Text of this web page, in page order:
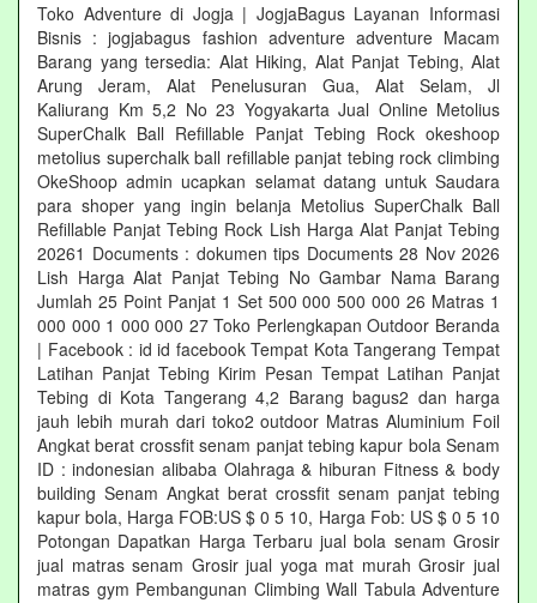
Toko Adventure di Jogja | JogjaBagus Layanan Informasi
Bisnis : jogjabagus fashion adventure adventure Macam
Barang yang tersedia: Alat Hiking, Alat Panjat Tebing, Alat
Arung Jeram, Alat Penelusuran Gua, Alat Selam, Jl
Kaliurang Km 5,2 No 23 Yogyakarta Jual Online Metolius
SuperChalk Ball Refillable Panjat Tebing Rock okeshoop
metolius superchalk ball refillable panjat tebing rock climbing
OkeShoop admin ucapkan selamat datang untuk Saudara
para shoper yang ingin belanja Metolius SuperChalk Ball
Refillable Panjat Tebing Rock Lish Harga Alat Panjat Tebing
20261 Documents : dokumen tips Documents 28 Nov 2026
Lish Harga Alat Panjat Tebing No Gambar Nama Barang
Jumlah 25 Point Panjat 1 Set 500 000 500 000 26 Matras 1
000 000 1 000 000 27 Toko Perlengkapan Outdoor Beranda
| Facebook : id id facebook Tempat Kota Tangerang Tempat
Latihan Panjat Tebing Kirim Pesan Tempat Latihan Panjat
Tebing di Kota Tangerang 4,2 Barang bagus2 dan harga
jauh lebih murah dari toko2 outdoor Matras Aluminium Foil
Angkat berat crossfit senam panjat tebing kapur bola Senam
ID : indonesian alibaba Olahraga & hiburan Fitness & body
building Senam Angkat berat crossfit senam panjat tebing
kapur bola, Harga FOB:US $ 0 5 10, Harga Fob: US $ 0 5 10
Potongan Dapatkan Harga Terbaru jual bola senam Grosir
jual matras senam Grosir jual yoga mat murah Grosir jual
matras gym Pembangunan Climbing Wall Tabula Adventure